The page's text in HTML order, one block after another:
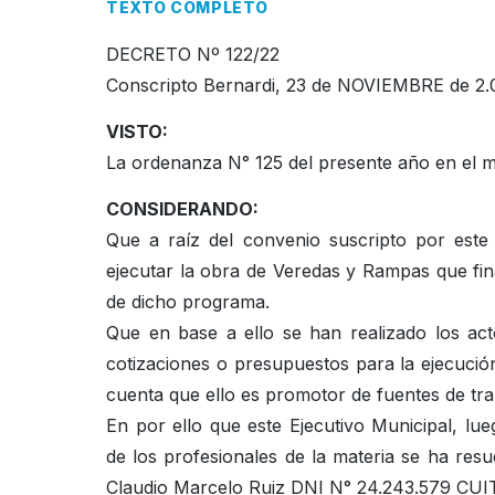
TEXTO COMPLETO
DECRETO Nº 122/22
Conscripto Bernardi, 23 de NOVIEMBRE de
VISTO:
La ordenanza N° 125 del presente año en el
CONSIDERANDO:
Que a raíz del convenio suscripto por
ejecutar la obra de Veredas y Rampas que
de dicho programa.
Que en base a ello se han realizado los
cotizaciones o presupuestos para la
cuenta que ello es promotor de fuentes de
En por ello que este Ejecutivo Municipal,
de los profesionales de la materia se ha
Claudio Marcelo Ruiz DNI N° 24.243.579